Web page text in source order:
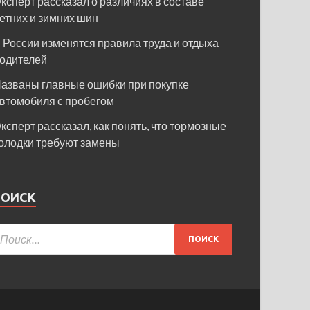
и зимних шин
России изменятся правила труда и отдыха
главные ошибки при покупке
с пробегом
рассказал, как понять, что тормозные
требуют замены